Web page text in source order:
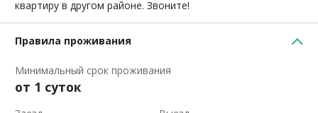
квартиру в другом районе. Звоните!
Правила проживания
Минимальный срок проживания
от 1 суток